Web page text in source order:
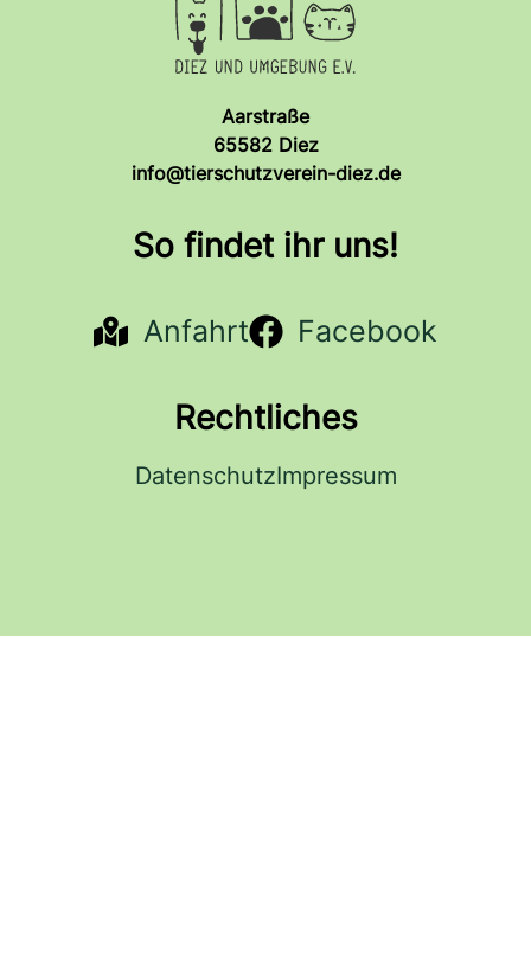
Aarstraße
65582 Diez
info@tierschutzverein-diez.de
So findet ihr uns!
Anfahrt Facebook
Rechtliches
DatenschutzImpressum